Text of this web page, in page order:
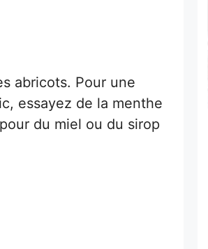
abricots. Pour une
essayez de la menthe
du miel ou du sirop